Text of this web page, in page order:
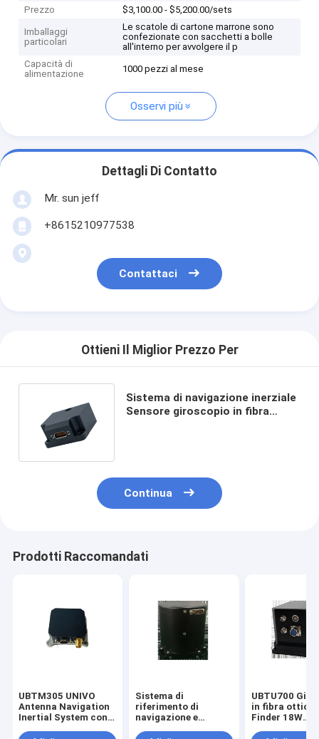
Prezzo
$3,100.00 - $5,200.00/sets
Imballaggi
particolari
Le scatole di cartone marrone sono
confezionate con sacchetti a bolle
all'interno per avvolgere il p
Capacità di
alimentazione
1000 pezzi al mese
Osservi più
Dettagli Di Contatto
Mr. sun jeff
+8615210977538
Contattaci
Ottieni Il Miglior Prezzo Per
Sistema di navigazione inerziale
Sensore giroscopio in fibra
Continua
Prodotti Raccomandati
UBTM305 UNIVO
Antenna Navigation
Inertial System con
Sistema di
riferimento di
navigazione e
UBTU700
in fibra ottica
Finder 18W